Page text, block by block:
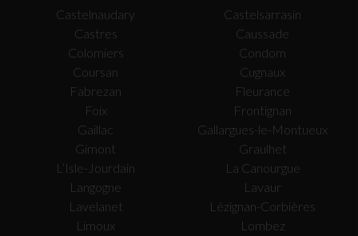
Castelnaudary
Castelsarrasin
Castres
Caussade
Colomiers
Condom
Coursan
Cugnaux
Fabrezan
Fleurance
Foix
Frontignan
Gaillac
Gallargues-le-Montueux
Gimont
Graulhet
L’Isle-Jourdain
La Canourgue
Langogne
Lavaur
Lavelanet
Lézignan-Corbières
Limoux
Lombez